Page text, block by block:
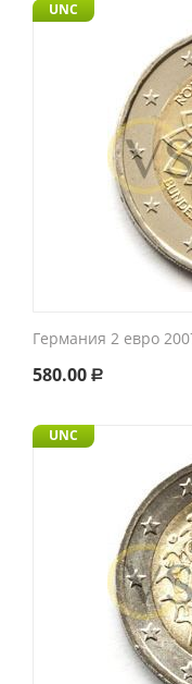
UNC
Германия 2 евро
580.00 Р
UNC